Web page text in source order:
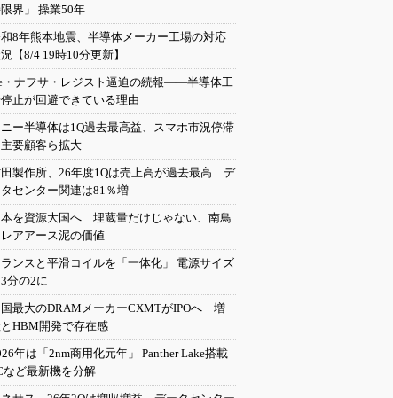
界」 操業50年
8年熊本地震、半導体メーカー工場の対応
【8/4 19時10分更新】
・ナフサ・レジスト逼迫の続報――半導体工
止が回避できている理由
ニー半導体は1Q過去最高益、スマホ市況停滞
主要顧客ら拡大
製作所、26年度1Qは売上高が過去最高 デ
センター関連は81％増
本を資源大国へ 埋蔵量だけじゃない、南鳥
アアース泥の価値
ランスと平滑コイルを「一体化」 電源サイズ
分の2に
最大のDRAMメーカーCXMTがIPOへ 増
HBM開発で存在感
年は「2nm商用化元年」 Panther Lake搭載
など最新機を分解